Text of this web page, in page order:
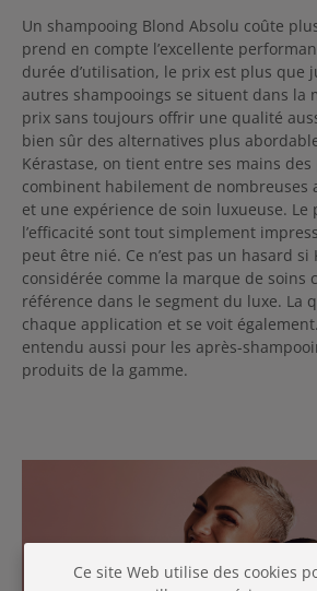
Un shampooing Blond Absolu coûte
prend en compte l’excellente
durée d’utilisation, le prix est plus que
autres shampooings se situent dans la
prix sans toujours offrir une qualité
bien sûr des alternatives plus
Kérastase, on tient entre ses mains
combinent habilement de nombreuses
et une expérience de soin luxueuse.
l’efficacité sont tout simplement
peut être nié. Ce n’est pas un hasard si
considérée comme la marque de soins
référence dans le segment du luxe. La
chaque application et se voit
entendu aussi pour les après-
produits de la gamme.
Ce site Web utilise des cookies